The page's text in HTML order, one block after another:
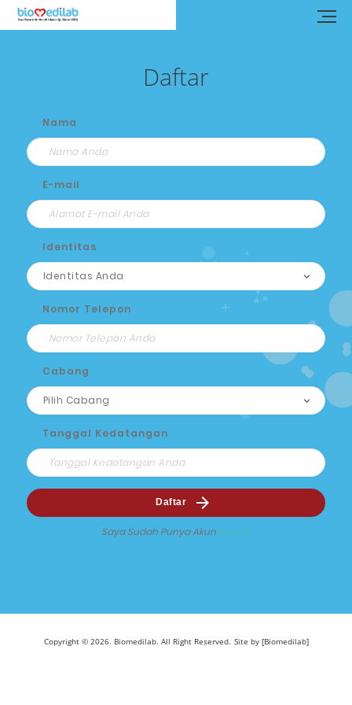
Daftar
Nama
E-mail
Identitas
Nomor Telepon
Cabang
Tanggal Kedatangan
Daftar
Saya Sudah Punya Akun Masuk
Copyright © 2026. Biomedilab. All Right Reserved. Site by [Biomedilab]